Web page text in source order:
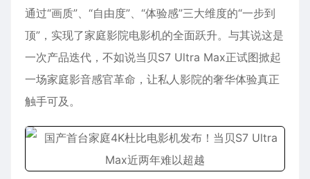
通过“画质”、“自由度”、“体验感”三大维度的“一步到
顶”，实现了家庭影院电影机的全面跃升。与其说这是
一次产品迭代，不如说当贝S7 Ultra Max正试图掀起
一场家庭影音感官革命，让私人影院的奢华体验真正
触手可及。